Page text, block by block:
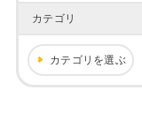
カテゴリ
カテゴリを選ぶ